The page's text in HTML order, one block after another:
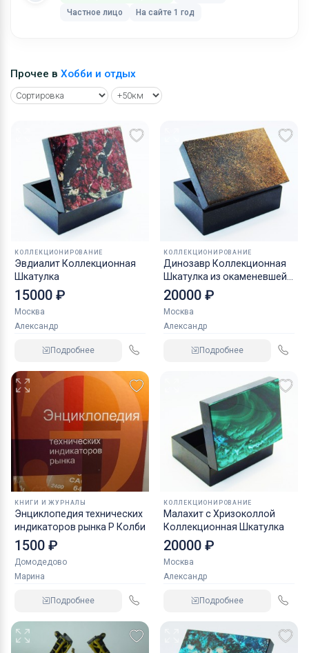
Частное лицо
На сайте 1 год
Прочее в Хобби и отдых
КОЛЛЕКЦИОНИРОВАНИЕ
Эвдиалит Коллекционная
Шкатулка
15000 ₽
Москва
Александр
Подробнее
КОЛЛЕКЦИОНИРОВАНИЕ
Динозавр Коллекционная
Шкатулка из окаменевшей
кости камня Динобон
20000 ₽
Москва
Александр
Подробнее
КНИГИ И ЖУРНАЛЫ
Энциклопедия технических
индикаторов рынка Р Колби
1500 ₽
Домодедово
Марина
Подробнее
КОЛЛЕКЦИОНИРОВАНИЕ
Малахит с Хризоколлой
Коллекционная Шкатулка
20000 ₽
Москва
Александр
Подробнее